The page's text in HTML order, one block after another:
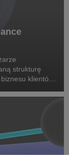
strukturę
klientów
jako H...